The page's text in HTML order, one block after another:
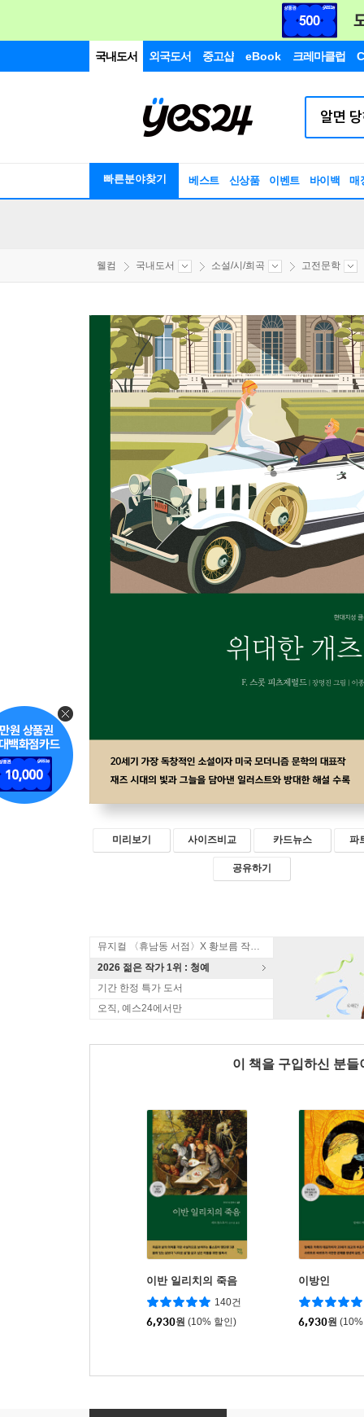
국내도서 외국도서 중고샵 eBook 크레마클럽
빠른분야찾기 베스트 신상품 이벤트 바이백 매
웰컴 국내도서 소설/시/희곡 고전문학
미리보기 사이즈비교 카드뉴스 파
공유하기
뮤지컬 〈휴남동 서점〉X 황보름 작가 북토크
2026 젊은 작가 1위 : 청예
기간 한정 특가 도서
오직, 예스24에서만
이 책을 구입하신 분
이반 일리치의 죽음
140건
6,930원 (10% 할인)
이방인
6,930원